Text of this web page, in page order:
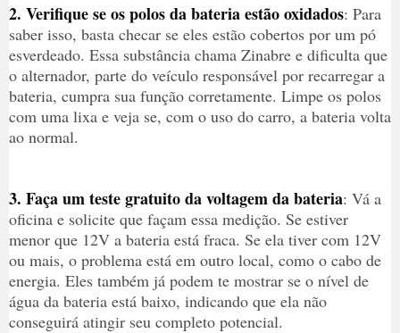
2. Verifique se os polos da bateria estão oxidados: Para
saber isso, basta checar se eles estão cobertos por um pó
esverdeado. Essa substância chama Zinabre e dificulta que
o alternador, parte do veículo responsável por recarregar a
bateria, cumpra sua função corretamente. Limpe os polos
com uma lixa e veja se, com o uso do carro, a bateria volta
ao normal.
3. Faça um teste gratuito da voltagem da bateria: Vá a
oficina e solicite que façam essa medição. Se estiver
menor que 12V a bateria está fraca. Se ela tiver com 12V
ou mais, o problema está em outro local, como o cabo de
energia. Eles também já podem te mostrar se o nível de
água da bateria está baixo, indicando que ela não
conseguirá atingir seu completo potencial.